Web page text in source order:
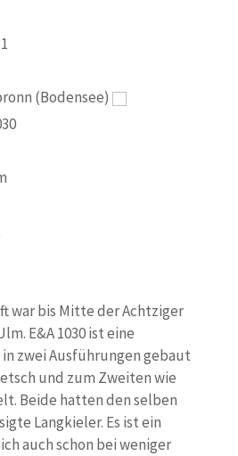
(Bodensee)
war bis Mitte der Achtziger
E&A 1030 ist eine
zwei Ausführungen gebaut
und zum Zweiten wie
Beide hatten den selben
Langkieler. Es ist ein
auch schon bei weniger